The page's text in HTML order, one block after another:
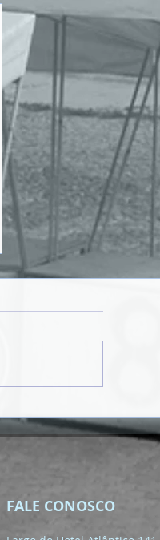
FALE CONOSCO